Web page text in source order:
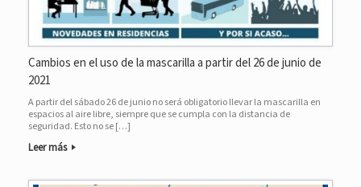
Cambios en el uso de la mascarilla a partir del 26 de junio de
2021
A partir del sábado 26 de junio no será obligatorio llevar la mascarilla en
espacios al aire libre, siempre que se cumpla con la distancia de
seguridad. Esto no se […]
Leer más